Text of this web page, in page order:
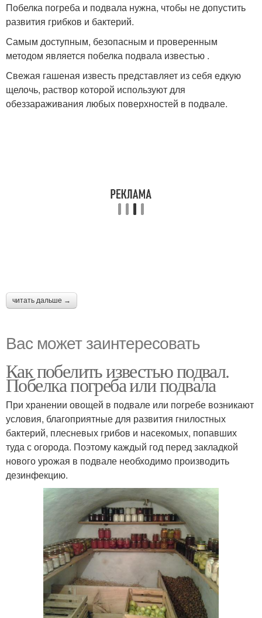
Побелка погреба и подвала нужна, чтобы не допустить
развития грибков и бактерий.
Самым доступным, безопасным и проверенным
методом является побелка подвала известью .
Свежая гашеная известь представляет из себя едкую
щелочь, раствор которой используют для
обеззараживания любых поверхностей в подвале.
читать дальше →
Вас может заинтересовать
Как побелить известью подвал.
Побелка погреба или подвала
При хранении овощей в подвале или погребе возникают
условия, благоприятные для развития гнилостных
бактерий, плесневых грибов и насекомых, попавших
туда с огорода. Поэтому каждый год перед закладкой
нового урожая в подвале необходимо производить
дезинфекцию.